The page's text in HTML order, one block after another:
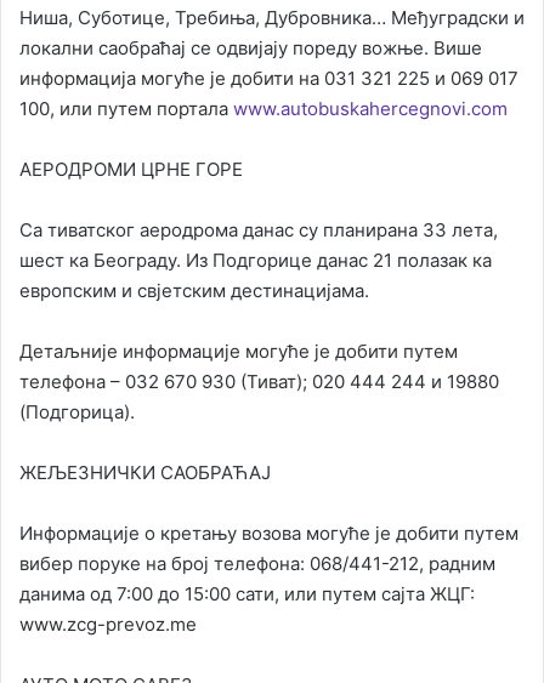
Ниша, Суботице, Требиња, Дубровника… Међуградски и
локални саобраћај се одвијају пореду вожње. Више
информација могуће је добити на 031 321 225 и 069 017
100, или путем портала www.autobuskahercegnovi.com
АЕРОДРОМИ ЦРНЕ ГОРЕ
Са тиватског аеродрома данас су планирана 33 лета,
шест ка Београду. Из Подгорице данас 21 полазак ка
европским и свјетским дестинацијама.
Детаљније информације могуће је добити путем
телефона – 032 670 930 (Тиват); 020 444 244 и 19880
(Подгорица).
ЖЕЉЕЗНИЧКИ САОБРАЋАЈ
Информације о кретању возова могуће је добити путем
вибер поруке на број телефона: 068/441-212, радним
данима од 7:00 до 15:00 сати, или путем сајта ЖЦГ:
www.zcg-prevoz.me